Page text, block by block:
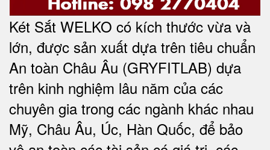
Két Sắt WELKO có kích thước vừa và
lớn, được sản xuất dựa trên tiêu chuẩn
An toàn Châu Âu (GRYFITLAB) dựa
trên kinh nghiệm lâu năm của các
chuyên gia trong các ngành khác nhau
Mỹ, Châu Âu, Úc, Hàn Quốc, để bảo